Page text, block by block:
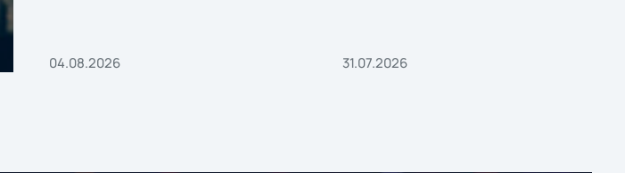
04.08.2026 31.07.2026